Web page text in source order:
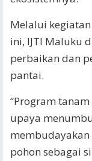
Melalui
ini, IJTI Maluku
perbaikan dan
pantai.
“Program
upaya
pohon sebagai